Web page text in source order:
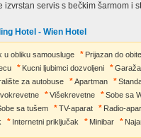
izvrstan servis s bečkim šarmom i
Hotel - Wien Hotel
u obliku samousluge Prijazan do
Kucni ljubimci dozvoljeni
Garaža
za autobuse Apartman
Višekrevetne
Sobe sa
sa tušem TV-aparat
Radio-
Internetni priključak Minibar